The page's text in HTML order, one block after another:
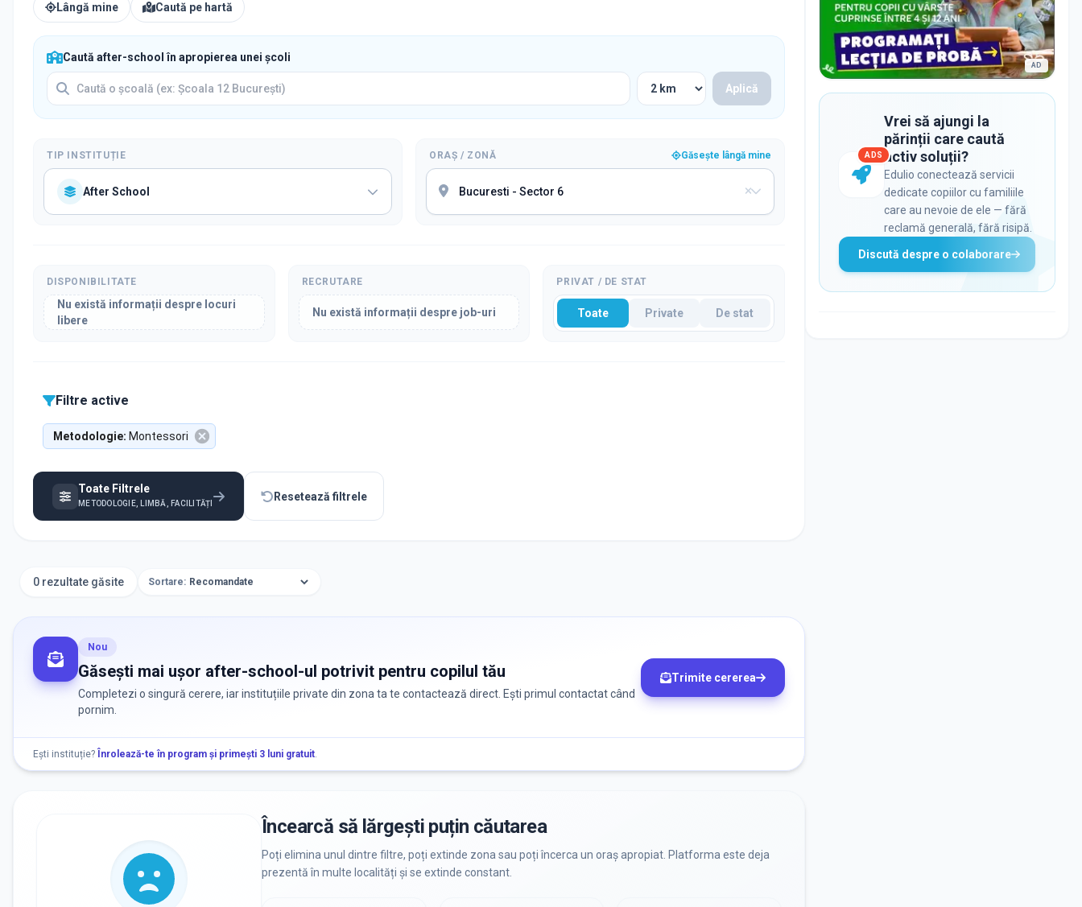
Lângă mine Caută pe hartă
Caută after-school în apropierea unei școli
Aplică
TIP INSTITUȚIE
After School
ORAȘ / ZONĂ Găsește lângă mine
DISPONIBILITATE
Nu există informații despre locuri
libere
RECRUTARE
Nu există informații despre job-uri
PRIVAT / DE STAT
Toate Private De stat
Filtre active
Metodologie: Montessori
Toate Filtrele
METODOLOGIE, LIMBĂ, FACILITĂȚI
Resetează filtrele
0 rezultate găsite Sortare:
Nou
Găsești mai ușor after-school-ul potrivit pentru copilul tău
Completezi o singură cerere, iar instituțiile private din zona ta te contactează direct. Ești primul contactat când
pornim.
Trimite cererea
Ești instituție? Înrolează-te în program și primești 3 luni gratuit.
Încearcă să lărgești puțin căutarea
Poți elimina unul dintre filtre, poți extinde zona sau poți încerca un oraș apropiat. Platforma este deja
prezentă în multe localități și se extinde constant.
AD
ADS
Vrei să ajungi la
părinții care caută
activ soluții?
Edulio conectează servicii
dedicate copiilor cu familiile
care au nevoie de ele — fără
reclamă generală, fără risipă.
Discută despre o colaborare